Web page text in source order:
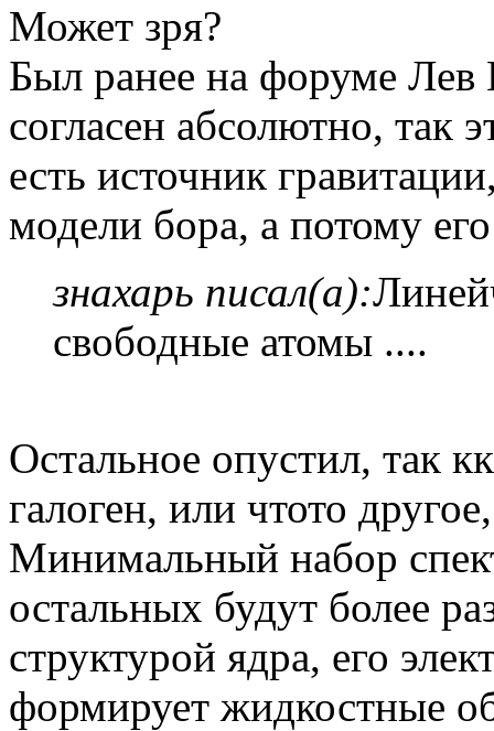
Может зря?
Был ранее на форуме
согласен абсолютно, так
есть источник
модели бора, а потому
знахарь писал(а):
свободные атомы ....
Остальное опустил, так
галоген, или чтото
Минимальный набор
остальных будут более
структурой ядра, его
формирует жидкостные